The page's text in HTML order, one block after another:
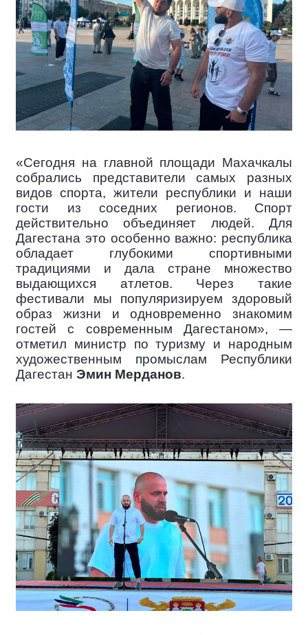
«Сегодня на главной площади Махачкалы
собрались представители самых разных
видов спорта, жители республики и наши
гости из соседних регионов. Спорт
действительно объединяет людей. Для
Дагестана это особенно важно: республика
обладает глубокими спортивными
традициями и дала стране множество
выдающихся атлетов. Через такие
фестивали мы популяризируем здоровый
образ жизни и одновременно знакомим
гостей с современным Дагестаном», —
отметил министр по туризму и народным
художественным промыслам Республики
Дагестан Эмин Мерданов.